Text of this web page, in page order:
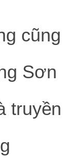
cũng
Sơn
truyền